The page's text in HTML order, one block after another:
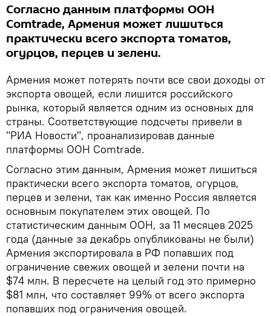
Согласно данным платформы ООН
Comtrade, Армения может лишиться
практически всего экспорта томатов,
огурцов, перцев и зелени.
Армения может потерять почти все свои доходы от
экспорта овощей, если лишится российского
рынка, который является одним из основных для
страны. Соответствующие подсчеты привели в
"РИА Новости", проанализировав данные
платформы ООН Comtrade.
Согласно этим данным, Армения может лишиться
практически всего экспорта томатов, огурцов,
перцев и зелени, так как именно Россия является
основным покупателем этих овощей. По
статистическим данным ООН, за 11 месяцев 2025
года (данные за декабрь опубликованы не были)
Армения экспортировала в РФ попавших под
ограничение свежих овощей и зелени почти на
$74 млн. В пересчете на целый год это примерно
$81 млн, что составляет 99% от всего экспорта
попавших под ограничения овощей.